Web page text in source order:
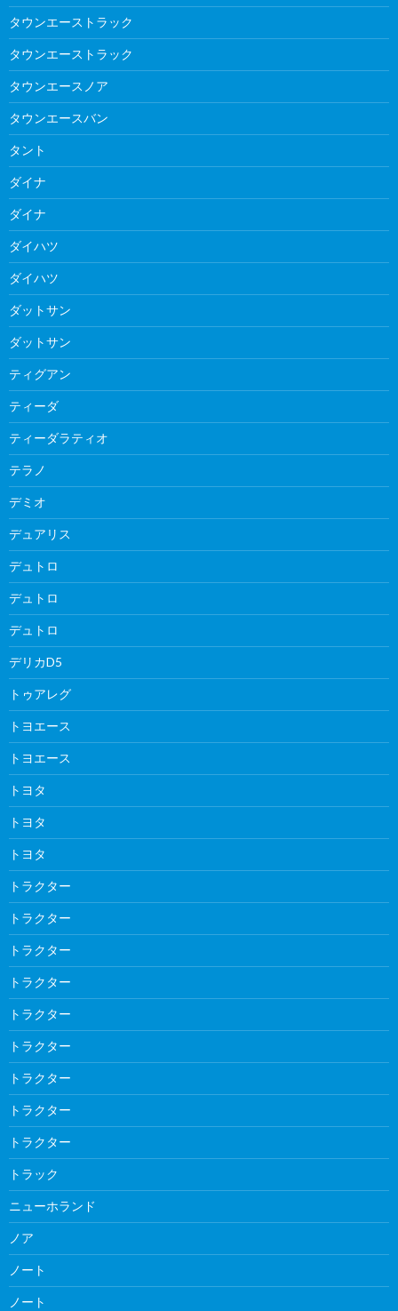
タウンエーストラック
タウンエーストラック
タウンエースノア
タウンエースバン
タント
ダイナ
ダイナ
ダイハツ
ダイハツ
ダットサン
ダットサン
ティグアン
ティーダ
ティーダラティオ
テラノ
デミオ
デュアリス
デュトロ
デュトロ
デュトロ
デリカD5
トゥアレグ
トヨエース
トヨエース
トヨタ
トヨタ
トヨタ
トラクター
トラクター
トラクター
トラクター
トラクター
トラクター
トラクター
トラクター
トラクター
トラック
ニューホランド
ノア
ノート
ノート